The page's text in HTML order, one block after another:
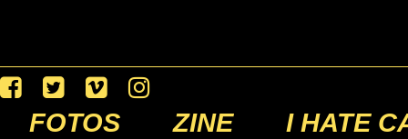
FOTOS ZINE I HATE